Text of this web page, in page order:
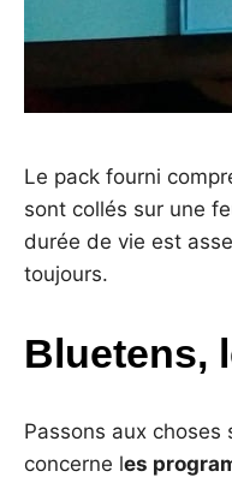
Le pack fourni
sont collés sur une
durée de vie est
toujours.
Bluetens,
Passons aux
concerne les